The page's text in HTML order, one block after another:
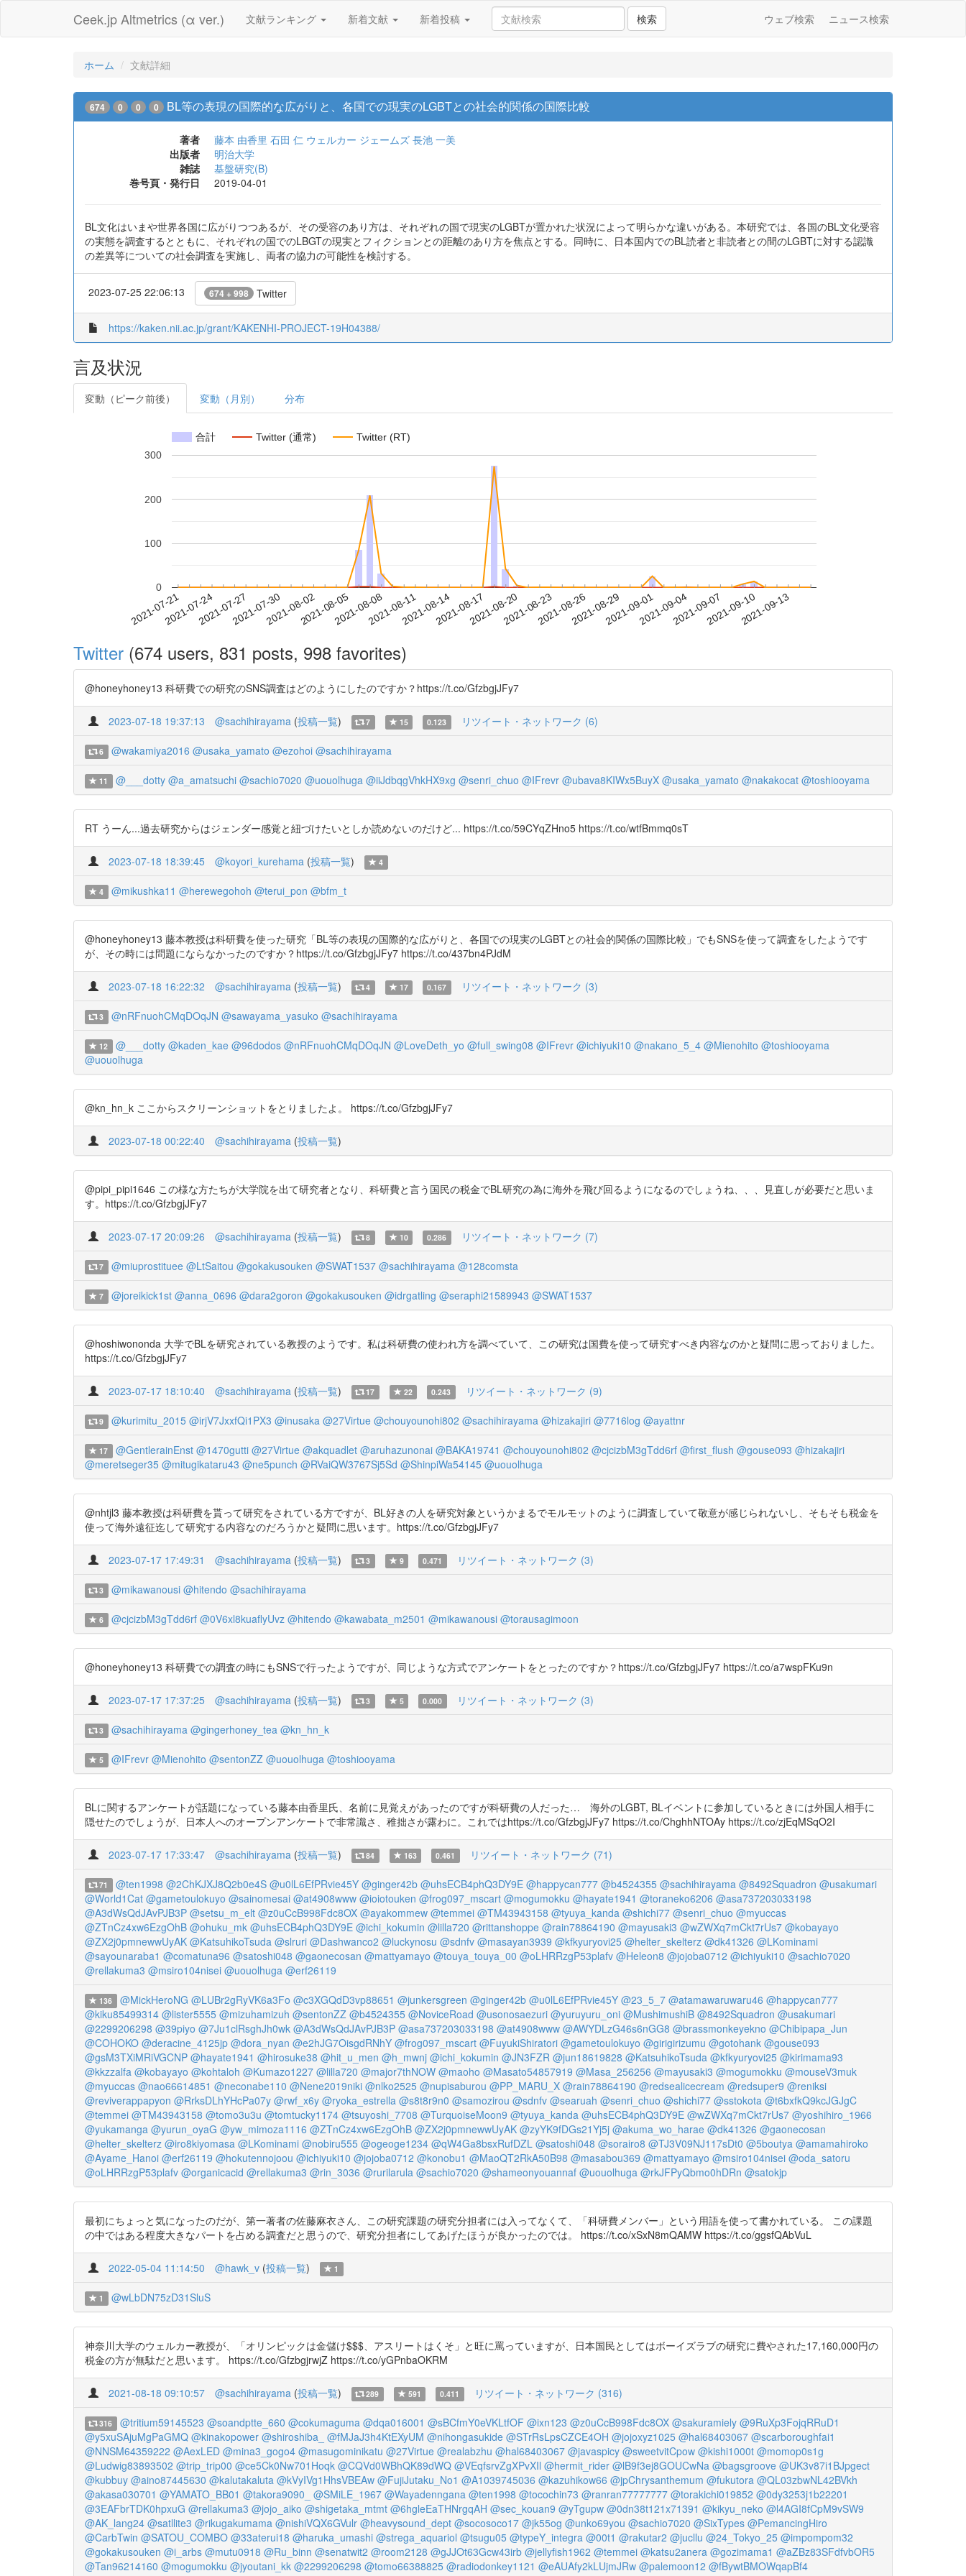
Ceek.jp Altmetrics (α ver.) 文献ランキング 新着文献 新着投稿 検索 ウェブ検索 ニュース検索
ホーム 文献詳細
674 0 0 0 BL等の表現の国際的な広がりと、各国での現実のLGBTとの社会的関係の国際比較
著者 藤本 由香里 石田 仁 ウェルカー ジェームズ 長池 一美
出版者
明治大学
雑誌
基盤研究(B)
巻号頁・発行日
2019-04-01
BL文化はいまや世界各国に広がりつつあるが、その受容のあり方は、それぞれの国で現実のLGBTが置かれた状況によって明らかな違いがある。本研究では、各国のBL文化受容
の実態を調査するとともに、それぞれの国でのLBGTの現実とフィクションとの距離のあり方を焦点とする。同時に、日本国内でのBL読者と非読者との間のLGBTに対する認識
の差異等についての社会調査を実施し、両者の協力の可能性を検討する。
2023-07-25 22:06:13 674 + 998 Twitter
https://kaken.nii.ac.jp/grant/KAKENHI-PROJECT-19H04388/
言及状況
変動（ピーク前後） 変動（月別） 分布
合計 Twitter (通常) Twitter (RT)
2021-07-212021-07-242021-07-272021-07-302021-08-022021-08-052021-08-082021-08-112021-08-142021-08-172021-08-202021-08-232021-08-262021-08-292021-09-012021-09-042021-09-072021-09-102021-09-13
0
100
200
300
Twitter (674 users, 831 posts, 998 favorites)
@honeyhoney13 科研費での研究のSNS調査はどのようにしたのですか？https://t.co/GfzbgjJFy7
2023-07-18 19:37:13 @sachihirayama (投稿一覧) 7 15 0.123 リツイート・ネットワーク (6)
6 @wakamiya2016 @usaka_yamato @ezohoi @sachihirayama
11 @___dotty @a_amatsuchi @sachio7020 @uouolhuga @iiJdbqgVhkHX9xg @senri_chuo @IFrevr @ubava8KIWx5BuyX @usaka_yamato @nakakocat @toshiooyama
RT うーん...過去研究からはジェンダー感覚と紐づけたいとしか読めないのだけど... https://t.co/59CYqZHno5 https://t.co/wtfBmmq0sT
2023-07-18 18:39:45 @koyori_kurehama (投稿一覧) 4
4 @mikushka11 @herewegohoh @terui_pon @bfm_t
@honeyhoney13 藤本教授は科研費を使った研究「BL等の表現の国際的な広がりと、各国での現実のLGBTとの社会的関係の国際比較」でもSNSを使って調査をしたようです
が、その時には問題にならなかったのですか？https://t.co/GfzbgjJFy7 https://t.co/437bn4PJdM
2023-07-18 16:22:32 @sachihirayama (投稿一覧) 4 17 0.167 リツイート・ネットワーク (3)
3 @nRFnuohCMqDOqJN @sawayama_yasuko @sachihirayama
12 @___dotty @kaden_kae @96dodos @nRFnuohCMqDOqJN @LoveDeth_yo @full_swing08 @IFrevr @ichiyuki10 @nakano_5_4 @Mienohito @toshiooyama
@uouolhuga
@kn_hn_k ここからスクリーンショットをとりましたよ。 https://t.co/GfzbgjJFy7
2023-07-18 00:22:40 @sachihirayama (投稿一覧)
@pipi_pipi1646 この様な方たちが大学院を出て研究者となり、科研費と言う国民の税金でBL研究の為に海外を飛び回るようになるのでしょうね、、、見直しが必要だと思いま
す。https://t.co/GfzbgjJFy7
2023-07-17 20:09:26 @sachihirayama (投稿一覧) 8 10 0.286 リツイート・ネットワーク (7)
7 @miuprostituee @LtSaitou @gokakusouken @SWAT1537 @sachihirayama @128comsta
7 @joreikick1st @anna_0696 @dara2goron @gokakusouken @idrgatling @seraphi21589943 @SWAT1537
@hoshiwononda 大学でBLを研究されている教授のようです。私は科研費の使われ方を調べていて、この研究は国費を使って研究すべき内容なのかと疑問に思っておりました。
https://t.co/GfzbgjJFy7
2023-07-17 18:10:40 @sachihirayama (投稿一覧) 17 22 0.243 リツイート・ネットワーク (9)
9 @kurimitu_2015 @irjV7JxxfQi1PX3 @inusaka @27Virtue @chouyounohi802 @sachihirayama @hizakajiri @7716log @ayattnr
17 @GentlerainEnst @1470gutti @27Virtue @akquadlet @aruhazunonai @BAKA19741 @chouyounohi802 @cjcizbM3gTdd6rf @first_flush @gouse093 @hizakajiri
@meretseger35 @mitugikataru43 @ne5punch @RVaiQW3767Sj5Sd @ShinpiWa54145 @uouolhuga
@nhtjl3 藤本教授は科研費を貰って研究をされている方ですが、BL好きの人を研究対象というかまるでモルモットのように調査していて敬意が感じられないし、そもそも税金を
使って海外遠征迄して研究する内容なのだろうかと疑問に思います。https://t.co/GfzbgjJFy7
2023-07-17 17:49:31 @sachihirayama (投稿一覧) 3 9 0.471 リツイート・ネットワーク (3)
3 @mikawanousi @hitendo @sachihirayama
6 @cjcizbM3gTdd6rf @0V6xl8kuaflyUvz @hitendo @kawabata_m2501 @mikawanousi @torausagimoon
@honeyhoney13 科研費での調査の時にもSNSで行ったようですが、同じような方式でアンケートをとったのですか？https://t.co/GfzbgjJFy7 https://t.co/a7wspFKu9n
2023-07-17 17:37:25 @sachihirayama (投稿一覧) 3 5 0.000 リツイート・ネットワーク (3)
3 @sachihirayama @gingerhoney_tea @kn_hn_k
5 @IFrevr @Mienohito @sentonZZ @uouolhuga @toshiooyama
BLに関するアンケートが話題になっている藤本由香里氏、名前に見覚えがあったのですが科研費の人だった… 海外のLGBT, BLイベントに参加しているときには外国人相手に
隠せたのでしょうが、日本人へのオープンアンケートで非常識さ、稚拙さが露わに。これではhttps://t.co/GfzbgjJFy7 https://t.co/ChghhNTOAy https://t.co/zjEqMSqO2I
2023-07-17 17:33:47 @sachihirayama (投稿一覧) 84 163 0.461 リツイート・ネットワーク (71)
71 @ten1998 @2ChKJXJ8Q2b0e4S @u0lL6EfPRvie45Y @ginger42b @uhsECB4phQ3DY9E @happycan777 @b4524355 @sachihirayama @8492Squadron @usakumari
@World1Cat @gametoulokuyo @sainomesai @at4908www @ioiotouken @frog097_mscart @mogumokku @hayate1941 @toraneko6206 @asa737203033198
@A3dWsQdJAvPJB3P @setsu_m_elt @z0uCcB998Fdc8OX @ayakommew @temmei @TM43943158 @tyuya_kanda @shichi77 @senri_chuo @myuccas
@ZTnCz4xw6EzgOhB @ohuku_mk @uhsECB4phQ3DY9E @ichi_kokumin @lilla720 @rittanshoppe @rain78864190 @mayusaki3 @wZWXq7mCkt7rUs7 @kobayayo
@ZX2j0pmnewwUyAK @KatsuhikoTsuda @slruri @Dashwanco2 @luckynosu @sdnfv @masayan3939 @kfkyuryovi25 @helter_skelterz @dk41326 @LKominami
@sayounaraba1 @comatuna96 @satoshi048 @gaonecosan @mattyamayo @touya_touya_00 @oLHRRzgP53plafv @Heleon8 @jojoba0712 @ichiyuki10 @sachio7020
@rellakuma3 @msiro104nisei @uouolhuga @erf26119
136 @MickHeroNG @LUBr2gRyVK6a3Fo @c3XGQdD3vp88651 @junkersgreen @ginger42b @u0lL6EfPRvie45Y @23_5_7 @atamawaruwaru46 @happycan777
@kiku85499314 @lister5555 @mizuhamizuh @sentonZZ @b4524355 @NoviceRoad @usonosaezuri @yuruyuru_oni @MushimushiB @8492Squadron @usakumari
@2299206298 @39piyo @7Ju1clRsghJh0wk @A3dWsQdJAvPJB3P @asa737203033198 @at4908www @AWYDLzG46s6nGG8 @brassmonkeyekno @Chibipapa_Jun
@COHOKO @deracine_4125jp @dora_nyan @e2hJG7OisgdRNhY @frog097_mscart @FuyukiShiratori @gametoulokuyo @girigirizumu @gotohank @gouse093
@gsM3TXiMRiVGCNP @hayate1941 @hirosuke38 @hit_u_men @h_mwnj @ichi_kokumin @JN3FZR @jun18619828 @KatsuhikoTsuda @kfkyuryovi25 @kirimama93
@kkzzalfa @kobayayo @kohtaloh @Kumazo1227 @lilla720 @major7thNOW @maoho @Masato54857919 @Masa_256256 @mayusaki3 @mogumokku @mouseV3muk
@myuccas @nao66614851 @neconabe110 @Nene2019niki @nlko2525 @nupisaburou @PP_MARU_X @rain78864190 @redsealicecream @redsuper9 @reniksi
@reviverappapyon @RrksDLhYHcPa07y @rwf_x6y @ryoka_estrella @s8t8r9n0 @samozirou @sdnfv @searuah @senri_chuo @shichi77 @sstokota @t6bxfkQ9kcJGJgC
@temmei @TM43943158 @tomo3u3u @tomtucky1174 @tsuyoshi_7708 @TurquoiseMoon9 @tyuya_kanda @uhsECB4phQ3DY9E @wZWXq7mCkt7rUs7 @yoshihiro_1966
@yukamanga @yurun_oyaG @yw_mimoza1116 @ZTnCz4xw6EzgOhB @ZX2j0pmnewwUyAK @zyYK9fDGs21Yj5j @akuma_wo_harae @dk41326 @gaonecosan
@helter_skelterz @iro8kiyomasa @LKominami @nobiru555 @ogeoge1234 @qW4Ga8bsxRufDZL @satoshi048 @sorairo8 @TJ3V09NJ117sDt0 @5boutya @amamahiroko
@Ayame_Hanoi @erf26119 @hokutennojoou @ichiyuki10 @jojoba0712 @konobu1 @MaoQT2RkA50B98 @masabou369 @mattyamayo @msiro104nisei @oda_satoru
@oLHRRzgP53plafv @organicacid @rellakuma3 @rin_3036 @rurilarula @sachio7020 @shameonyouannaf @uouolhuga @rkJFPyQbmo0hDRn @satokjp
最初にちょっと気になったのだが、第一著者の佐藤麻衣さん、この研究課題の研究分担者には入ってなくて、「科研費メンバー」という用語を使って書かれている。 この課題
の中ではある程度大きなパートを占める調査だと思うので、研究分担者にしてあげたほうが良かったのでは。 https://t.co/xSxN8mQAMW https://t.co/ggsfQAbVuL
2022-05-04 11:14:50 @hawk_v (投稿一覧) 1
1 @wLbDN75zD31SluS
神奈川大学のウェルカー教授が、「オリンピックは金儲け$$$、アスリートはくそ」と旺に罵っていますが、日本国民としてはボーイズラブの研究に費やされた17,160,000円の
税金の方が無駄だと思います。 https://t.co/GfzbgjrwjZ https://t.co/yGPnbaOKRM
2021-08-18 09:10:57 @sachihirayama (投稿一覧) 289 591 0.411 リツイート・ネットワーク (316)
316 @tritium59145523 @soandptte_660 @cokumaguma @dqa016001 @sBCfmY0eVKLtfOF @ixn123 @z0uCcB998Fdc8OX @sakuramiely @9RuXp3FojqRRuD1
@y5xuSAjuMgPaGMQ @kinakopower @shiroshiba_ @fMJaJ3h4KtEXyUM @nihongasukide @STrRsLpsCZCE4OH @jojoxyz1025 @hal68403067 @scarboroughfai1
@NNSM64359222 @AexLED @mina3_gogo4 @masugominikatu @27Virtue @realabzhu @hal68403067 @javaspicy @sweetvitCpow @kishi1000t @momop0s1g
@Ludwig83893502 @trip_trip00 @ce5Ck0Nw701Hoqk @CQVd0WBhQK89dWQ @VEqfsrvZgXPvXIl @hermit_rider @lB9f3ej8GOUCwNa @bagsgroove @UK3v87i1BJpgect
@kubbuy @aino87445630 @kalutakaluta @kVyIVg1HhsVBEAw @FujiJutaku_No1 @A1039745036 @kazuhikow66 @jpChrysanthemum @fukutora @QL03zbwNL42BVkh
@akasa030701 @YAMATO_BB01 @takora9090_ @SMiLE_1967 @Wayadenngana @ten1998 @tocochin73 @ranran77777777 @torakichi019852 @0dy3253j1b22201
@3EAFbrTDK0hpxuG @rellakuma3 @jojo_aiko @shigetaka_mtmt @6hgleEaTHNrgqAH @sec_kouan9 @yTgupw @0dn38t121x71391 @kikyu_neko @l4AGI8fCpM9vSW9
@AK_lang24 @satllite3 @rikugakumama @nishiVQX6GVulr @heavysound_dept @socosoco17 @jk55og @unko69you @sachio7020 @SixTypes @PemancingHiro
@CarbTwin @SATOU_COMBO @33aterui18 @haruka_umashi @strega_aquariol @tsugu05 @typeY_integra @00t1 @rakutar2 @jucllu @24_Tokyo_25 @impompom32
@gokakusouken @i_arbs @mutu0918 @Ru_binn @senatwit2 @room2128 @gJJOt63Gcw43irb @jellyfish1962 @temmei @katsu2anera @gozimama1 @aZBz83SFdfvbOR5
@Tan96214160 @mogumokku @jyoutani_kk @2299206298 @tomo66388825 @radiodonkey1121 @eAUAfy2kLUjmJRw @palemoon12 @fBywtBMOWqapBf4